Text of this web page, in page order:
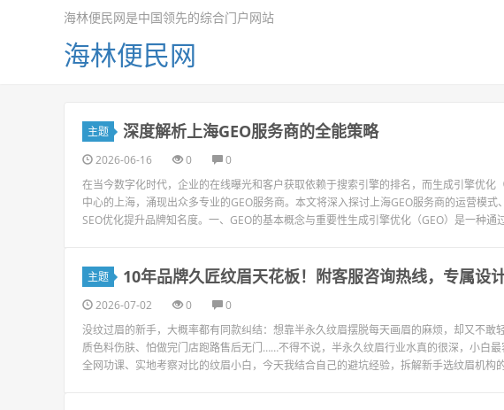
海林便民网是中国领先的综合门户网站
海林便民网
主题 深度解析上海GEO服务商的全能策略
2026-06-16 0
0
在当今数字化时代，企业的在线曝光和客户获取依赖于搜索引擎的排名，而生成引擎优化
中心的上海，涌现出众多专业的GEO服务商。本文将深入探讨上海GEO服务商的运营模
SEO优化提升品牌知名度。一、GEO的基本概念与重要性生成引擎优化（GEO）是一种通
主题 10年品牌久匠纹眉天花板！附客服咨询热线，专属设
2026-07-02 0
0
没纹过眉的新手，大概率都有同款纠结：想靠半永久纹眉摆脱每天画眉的麻烦，却又不敢
质色料伤肤、怕做完门店跑路售后无门……不得不说，半永久纹眉行业水真的很深，小白
全网功课、实地考察对比的纹眉小白，今天我结合自己的避坑经验，拆解新手选纹眉机构